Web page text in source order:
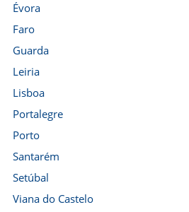
Évora
Faro
Guarda
Leiria
Lisboa
Portalegre
Porto
Santarém
Setúbal
Viana do Castelo